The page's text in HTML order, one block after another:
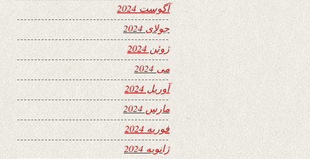
آگوست 2024
جولای 2024
ژوئن 2024
می 2024
آوریل 2024
مارس 2024
فوریه 2024
ژانویه 2024